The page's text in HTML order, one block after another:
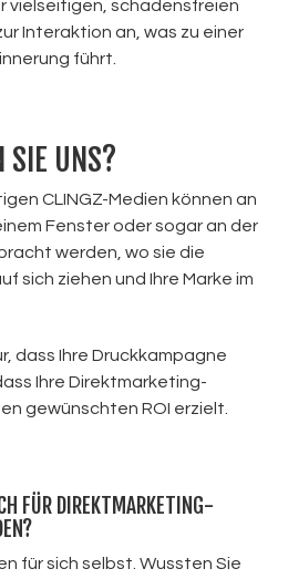
vielseitigen, schadensfreien
Interaktion an, was zu einer
führt.
SIE UNS?
CLINGZ-Medien können an
Fenster oder sogar an der
werden, wo sie die
sich ziehen und Ihre Marke im
dass Ihre Druckkampagne
Ihre Direktmarketing-
gewünschten ROI erzielt.
FÜR DIREKTMARKETING-
für sich selbst. Wussten Sie